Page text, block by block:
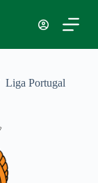
Liga Portugal